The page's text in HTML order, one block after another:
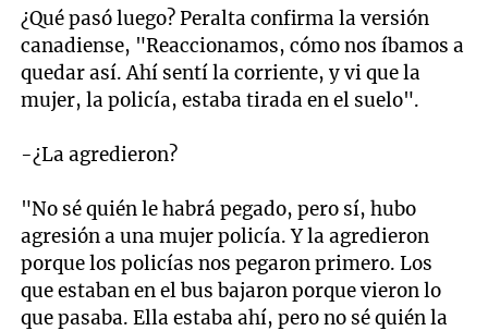
¿Qué pasó luego? Peralta confirma la versión
canadiense, "Reaccionamos, cómo nos íbamos a
quedar así. Ahí sentí la corriente, y vi que la
mujer, la policía, estaba tirada en el suelo".
-¿La agredieron?
"No sé quién le habrá pegado, pero sí, hubo
agresión a una mujer policía. Y la agredieron
porque los policías nos pegaron primero. Los
que estaban en el bus bajaron porque vieron lo
que pasaba. Ella estaba ahí, pero no sé quién la